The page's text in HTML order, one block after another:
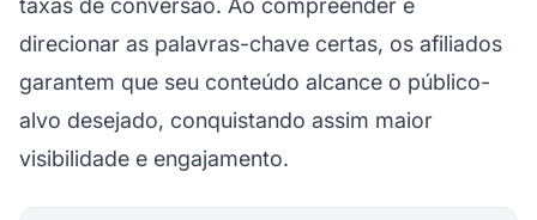
taxas de conversão. Ao compreender e
direcionar as palavras-chave certas, os afiliados
garantem que seu conteúdo alcance o público-
alvo desejado, conquistando assim maior
visibilidade e engajamento.